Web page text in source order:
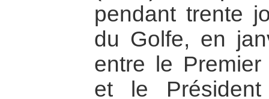
pendant trente
du Golfe, en
entre le
et le Président